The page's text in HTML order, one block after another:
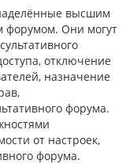
высшим
форумом. Они могут
отключение
назначение
форума.
от настроек,
форума.